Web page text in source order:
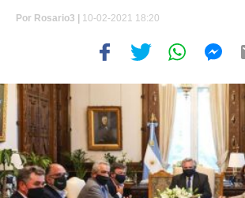
Por Rosario3 | 10-02-2021 18:20